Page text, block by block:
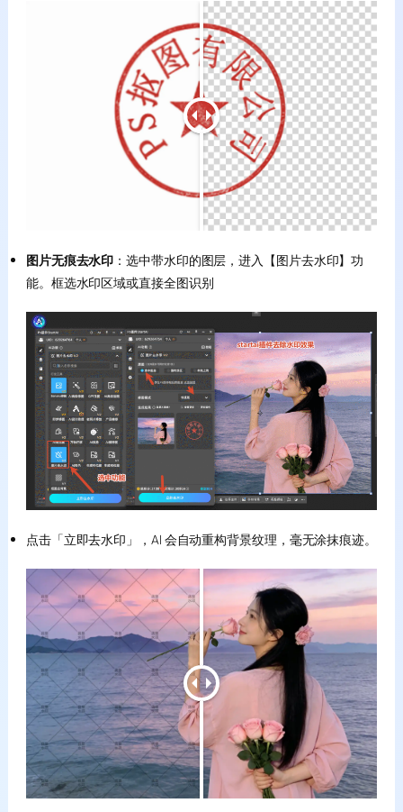
图片无痕去水印 ：选中带水印的图层，进入【图片去水印】功
能。框选水印区域或直接全图识别
点击「立即去水印」，AI 会自动重构背景纹理，毫无涂抹痕迹。